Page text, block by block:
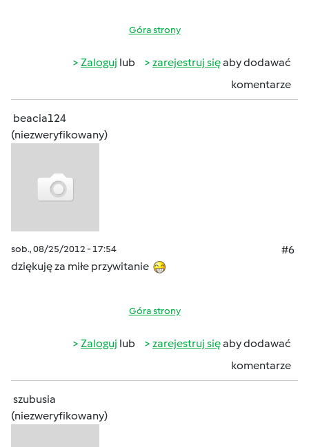
Góra strony
Zaloguj lub zarejestruj sięaby dodawać
komentarze
beacia124
(niezweryfikowany)
sob., 08/25/2012 - 17:54
#6
dziękuję za miłe przywitanie
Góra strony
Zaloguj lub zarejestruj sięaby dodawać
komentarze
szubusia
(niezweryfikowany)